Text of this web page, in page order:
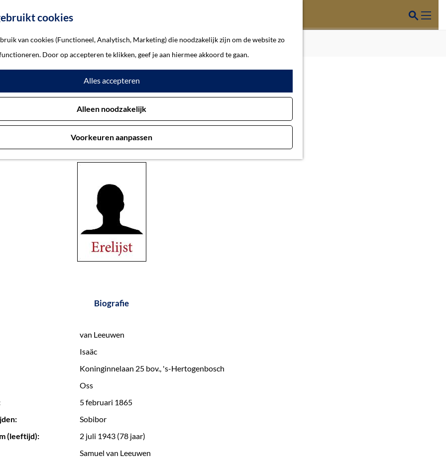
cookies
van cookies (Functioneel, Analytisch, Marketing) die noodzakelijk zijn om de website zo
Door op accepteren te klikken, geef je aan hiermee akkoord te gaan.
Alles accepteren
Alleen noodzakelijk
Voorkeuren aanpassen
Z
oM
van
Isaäc van
Oss 5-2-1865 — Sobibor 2-7-1943
Biografie
van Leeuwen
Isaäc
Koninginnelaan 25 bov., 's-Hertogenbosch
Oss
5 februari 1865
Sobibor
(leeftijd):
2 juli 1943 (78 jaar)
Samuel van Leeuwen